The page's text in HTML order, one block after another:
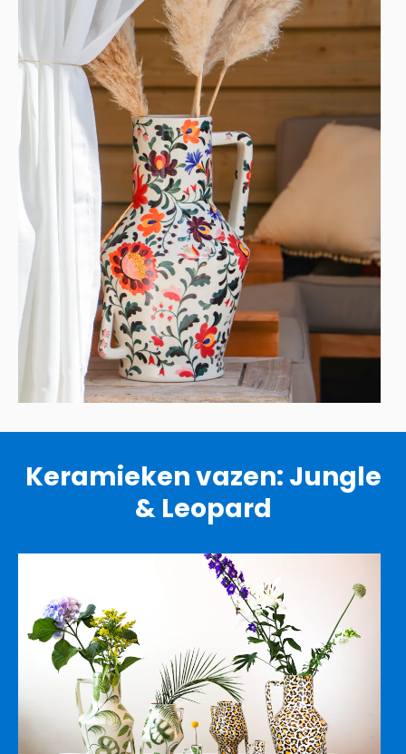
Keramieken vazen: Jungle
& Leopard